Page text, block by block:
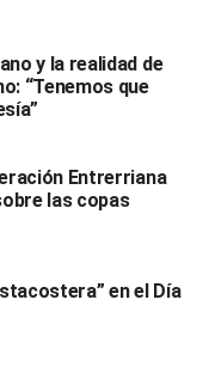
y la realidad de
“Tenemos que
Entrerriana
las copas
en el Día